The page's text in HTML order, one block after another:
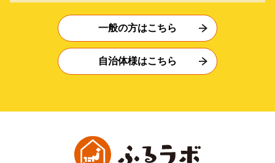
一般の方はこちら
自治体様はこちら